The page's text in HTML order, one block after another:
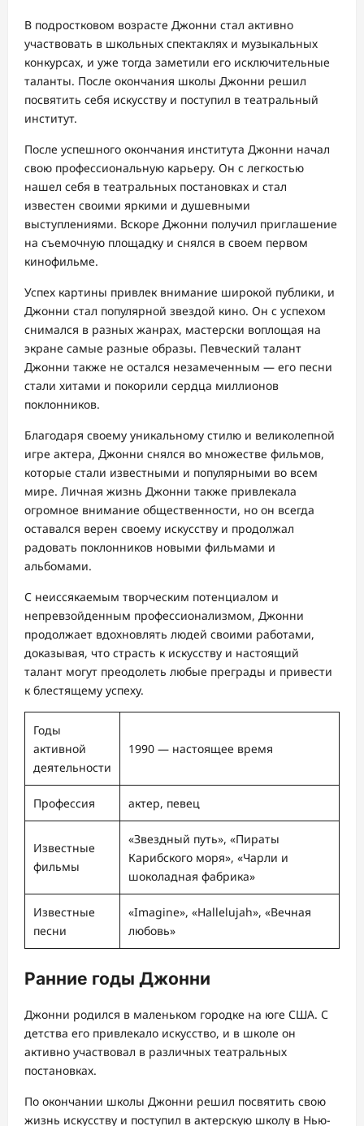
В подростковом возрасте Джонни стал активно
участвовать в школьных спектаклях и музыкальных
конкурсах, и уже тогда заметили его исключительные
таланты. После окончания школы Джонни решил
посвятить себя искусству и поступил в театральный
институт.
После успешного окончания института Джонни начал
свою профессиональную карьеру. Он с легкостью
нашел себя в театральных постановках и стал
известен своими яркими и душевными
выступлениями. Вскоре Джонни получил приглашение
на съемочную площадку и снялся в своем первом
кинофильме.
Успех картины привлек внимание широкой публики, и
Джонни стал популярной звездой кино. Он с успехом
снимался в разных жанрах, мастерски воплощая на
экране самые разные образы. Певческий талант
Джонни также не остался незамеченным — его песни
стали хитами и покорили сердца миллионов
поклонников.
Благодаря своему уникальному стилю и великолепной
игре актера, Джонни снялся во множестве фильмов,
которые стали известными и популярными во всем
мире. Личная жизнь Джонни также привлекала
огромное внимание общественности, но он всегда
оставался верен своему искусству и продолжал
радовать поклонников новыми фильмами и
альбомами.
С неиссякаемым творческим потенциалом и
непревзойденным профессионализмом, Джонни
продолжает вдохновлять людей своими работами,
доказывая, что страсть к искусству и настоящий
талант могут преодолеть любые преграды и привести
к блестящему успеху.
Годы
активной
деятельности
1990 — настоящее время
Профессия актер, певец
Известные
фильмы
«Звездный путь», «Пираты
Карибского моря», «Чарли и
шоколадная фабрика»
Известные
песни
«Imagine», «Hallelujah», «Вечная
любовь»
Ранние годы Джонни
Джонни родился в маленьком городке на юге США. С
детства его привлекало искусство, и в школе он
активно участвовал в различных театральных
постановках.
По окончании школы Джонни решил посвятить свою
жизнь искусству и поступил в актерскую школу в Нью-